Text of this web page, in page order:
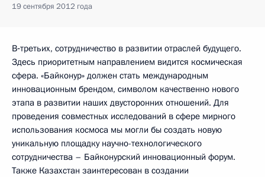
19 сентября 2012 года
В‑третьих, сотрудничество в развитии отраслей будущего.
Здесь приоритетным направлением видится космическая
сфера. «Байконур» должен стать международным
инновационным брендом, символом качественно нового
этапа в развитии наших двусторонних отношений. Для
проведения совместных исследований в сфере мирного
использования космоса мы могли бы создать новую
уникальную площадку научно-технологического
сотрудничества – Байконурский инновационный форум.
Также Казахстан заинтересован в создании